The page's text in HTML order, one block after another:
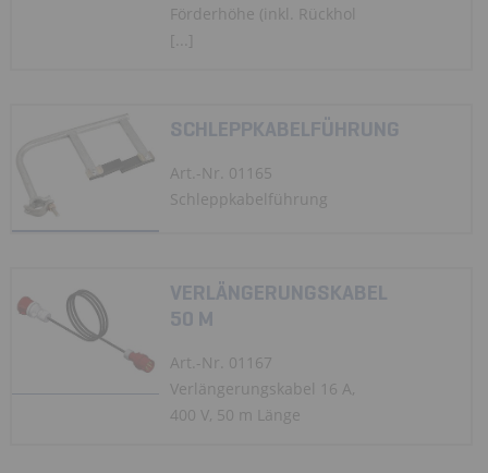
Förderhöhe (inkl. Rückhol
[...]
SCHLEPPKABELFÜHRUNG
Art.-Nr. 01165
Schleppkabelführung
VERLÄNGERUNGSKABEL
50 M
Art.-Nr. 01167
Verlängerungskabel 16 A,
400 V, 50 m Länge